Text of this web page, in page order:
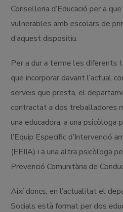
Conselleria d’Educació per a
vulnerables amb escolars de
d’aquest dispositiu.
Per a dur a terme les diferents
que incorporar davant l’actual
serveis que presta, el
contractat a dos treballadores
una educadora, a una psicòloga
l’Equip Específic d’Intervenció
(EEIIA) i a una altra psicòloga
Prevenció Comunitària de
Així doncs, en l’actualitat el
Socials està format per dos